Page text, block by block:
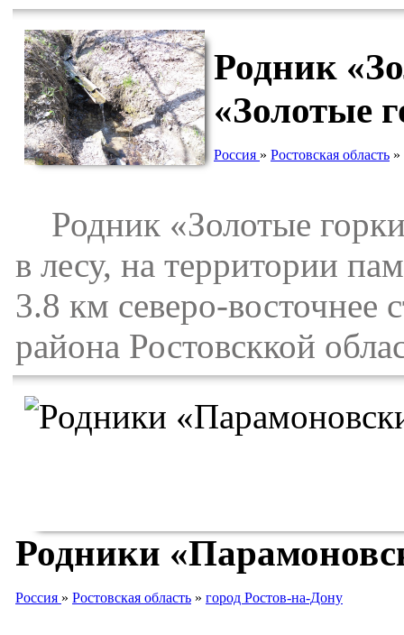
Родник
«Золотые
Россия » Ростовская область »
Родник «Золотые
в лесу, на территории
3.8 км северо-восточнее
района Ростовсккой
Родники
Россия » Ростовская область » город Ростов-на-Дону